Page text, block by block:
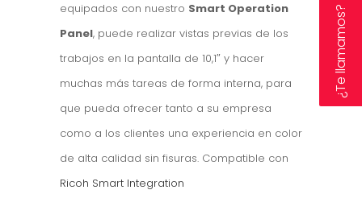
equipados con nuestro Smart Operation
Panel, puede realizar vistas previas de los
trabajos en la pantalla de 10,1″ y hacer
muchas más tareas de forma interna, para
que pueda ofrecer tanto a su empresa
como a los clientes una experiencia en color
de alta calidad sin fisuras. Compatible con
Ricoh Smart Integration
¿Te llamamos?